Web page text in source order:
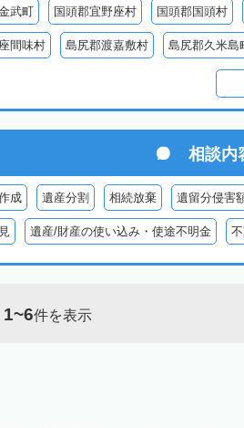
武町 国頭郡宜野座村 国頭郡国頭村
間味村 島尻郡渡嘉敷村 島尻郡久米島
島尻郡北大東
相談内
成 遺産分割 相続放棄 遺留分侵害
遺産/財産の使い込み・使途不明金
1~6件を表示